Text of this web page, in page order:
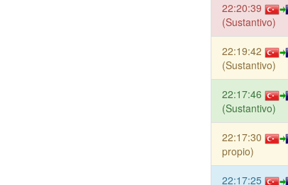
22:20:39
(Sustantivo)
22:19:42
(Sustantivo)
22:17:46
(Sustantivo)
22:17:30
propio)
22:17:25